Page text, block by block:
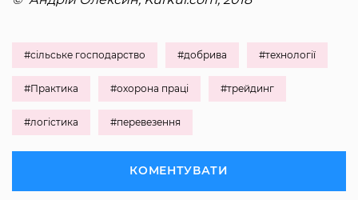
#сільське господарство #добрива #технології
#Практика #охорона праці #трейдинг
#логістика #перевезення
КОМЕНТУВАТИ